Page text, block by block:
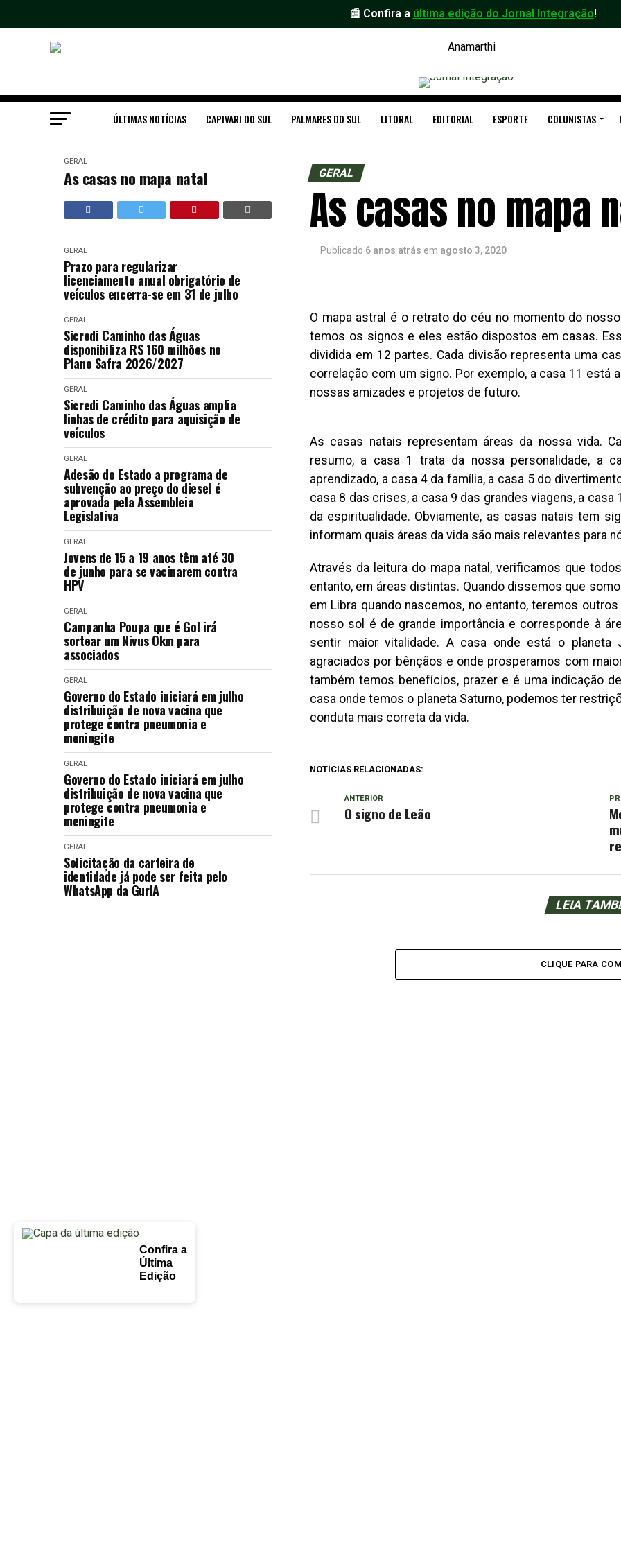
📰 Confira a última edição do Jornal Integração!
ÚLTIMAS NOTÍCIAS CAPIVARI DO SUL PALMARES DO SUL LITORAL EDITORIAL ESPORTE COLUNISTAS
GERAL
As casas no mapa natal
GERAL
Prazo para regularizar
licenciamento anual obrigatório de
veículos encerra-se em 31 de julho
GERAL
Sicredi Caminho das Águas
disponibiliza R$ 160 milhões no
Plano Safra 2026/2027
GERAL
Sicredi Caminho das Águas amplia
linhas de crédito para aquisição de
veículos
GERAL
Adesão do Estado a programa de
subvenção ao preço do diesel é
aprovada pela Assembleia
Legislativa
GERAL
Jovens de 15 a 19 anos têm até 30
de junho para se vacinarem contra
HPV
GERAL
Campanha Poupa que é Gol irá
sortear um Nivus Okm para
associados
GERAL
Governo do Estado iniciará em julho
distribuição de nova vacina que
protege contra pneumonia e
meningite
GERAL
Governo do Estado iniciará em julho
distribuição de nova vacina que
protege contra pneumonia e
meningite
GERAL
Solicitação da carteira de
identidade já pode ser feita pelo
WhatsApp da GurIA
GERAL
As casas no mapa
Publicado 6 anos atrás em agosto 3, 2020
O mapa astral é o retrato do céu no momento do
temos os signos e eles estão dispostos em casas.
dividida em 12 partes. Cada divisão representa uma
correlação com um signo. Por exemplo, a casa 11 está
nossas amizades e projetos de futuro.
As casas natais representam áreas da nossa vida.
resumo, a casa 1 trata da nossa personalidade, a
aprendizado, a casa 4 da família, a casa 5 do
casa 8 das crises, a casa 9 das grandes viagens, a
da espiritualidade. Obviamente, as casas natais tem
informam quais áreas da vida são mais relevantes para
Através da leitura do mapa natal, verificamos que
entanto, em áreas distintas. Quando dissemos que
em Libra quando nascemos, no entanto, teremos
nosso sol é de grande importância e corresponde à
sentir maior vitalidade. A casa onde está o
agraciados por bênçãos e onde prosperamos com
também temos benefícios, prazer e é uma indicação
casa onde temos o planeta Saturno, podemos ter
conduta mais correta da vida.
NOTÍCIAS RELACIONADAS:
ANTERIOR
O signo de Leão
LEIA
CLIQUE PARA
Confira a
Última
Edição